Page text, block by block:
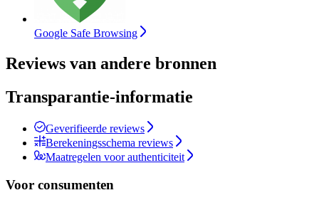
Google Safe Browsing
Reviews van andere bronnen
Transparantie-informatie
Geverifieerde reviews
Berekeningsschema reviews
Maatregelen voor authenticiteit
Voor consumenten